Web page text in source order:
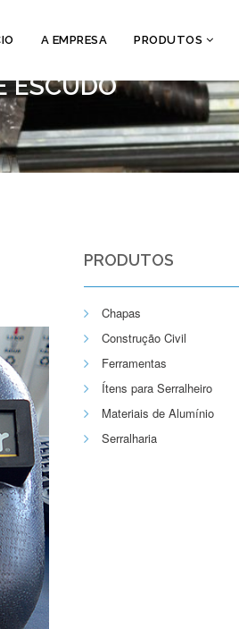
A EMPRESA PRODUTOS
ESCUDO
PRODUTOS
Chapas
Construção Civil
Ferramentas
Ítens para Serralheiro
Materiais de Alumínio
Serralharia